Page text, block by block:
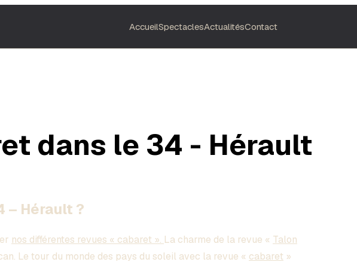
AccueilSpectaclesActualitésContact
dans le 34 - Hérault
– Hérault ?
nos différentes revues « cabaret ». La charme de la revue « Talon
Le tour du monde des pays du soleil avec la revue « cabaret »